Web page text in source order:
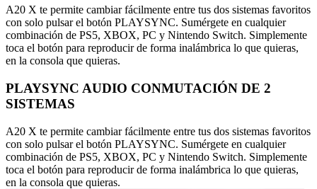
A20 X te permite cambiar fácilmente entre tus dos sistemas favoritos
con solo pulsar el botón PLAYSYNC. Sumérgete en cualquier
combinación de PS5, XBOX, PC y Nintendo Switch. Simplemente
toca el botón para reproducir de forma inalámbrica lo que quieras,
en la consola que quieras.
PLAYSYNC AUDIO CONMUTACIÓN DE 2
SISTEMAS
A20 X te permite cambiar fácilmente entre tus dos sistemas favoritos
con solo pulsar el botón PLAYSYNC. Sumérgete en cualquier
combinación de PS5, XBOX, PC y Nintendo Switch. Simplemente
toca el botón para reproducir de forma inalámbrica lo que quieras,
en la consola que quieras.